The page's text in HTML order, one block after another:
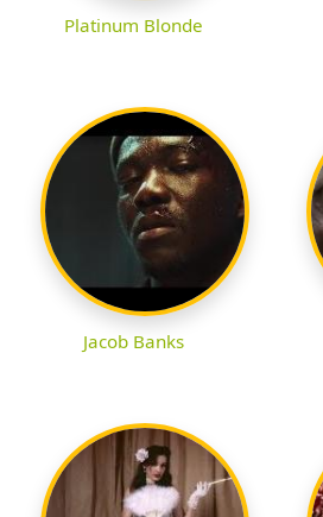
Platinum Blonde
Jacob Banks